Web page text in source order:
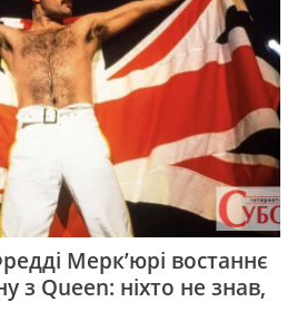
Мерк’юрі востаннє
з Queen: ніхто не знав,